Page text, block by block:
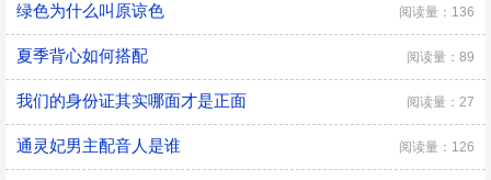
绿色为什么叫原谅色 阅读量：136
夏季背心如何搭配 阅读量：89
我们的身份证其实哪面才是正面 阅读量：27
通灵妃男主配音人是谁 阅读量：126